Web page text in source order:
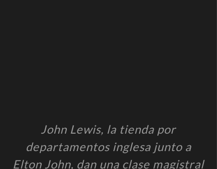
John Lewis, la tienda por
departamentos inglesa junto a
Elton John, dan una clase magistral